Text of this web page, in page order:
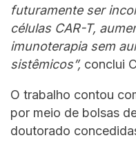
futuramente ser
células CAR-T,
imunoterapia sem
sistêmicos”, conclui
O trabalho contou
por meio de bolsas
doutorado